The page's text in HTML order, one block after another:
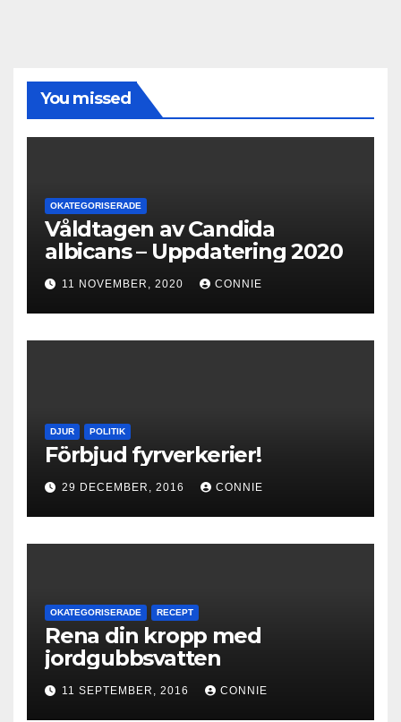
You missed
OKATEGORISERADE
Våldtagen av Candida
albicans – Uppdatering 2020
11 NOVEMBER, 2020 CONNIE
DJUR POLITIK
Förbjud fyrverkerier!
29 DECEMBER, 2016 CONNIE
OKATEGORISERADE RECEPT
Rena din kropp med
jordgubbsvatten
11 SEPTEMBER, 2016 CONNIE